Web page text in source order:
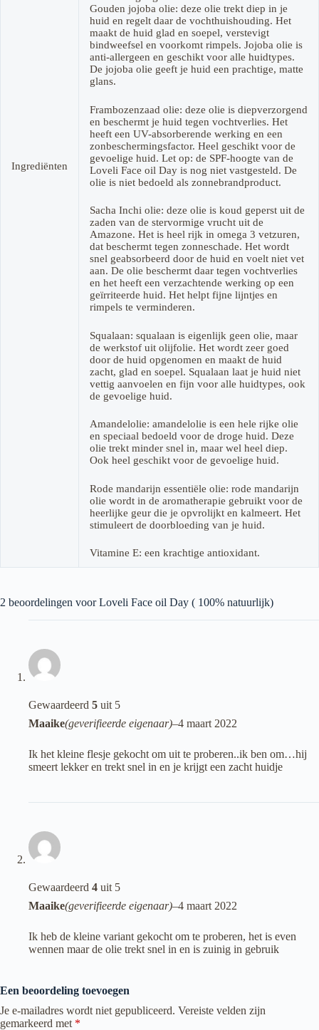
Ingrediënten
Gouden jojoba olie: deze olie trekt diep in je
huid en regelt daar de vochthuishouding. Het
maakt de huid glad en soepel, verstevigt
bindweefsel en voorkomt rimpels. Jojoba olie is
anti-allergeen en geschikt voor alle huidtypes.
De jojoba olie geeft je huid een prachtige, matte
glans.
Frambozenzaad olie: deze olie is diepverzorgend
en beschermt je huid tegen vochtverlies. Het
heeft een UV-absorberende werking en een
zonbeschermingsfactor. Heel geschikt voor de
gevoelige huid. Let op: de SPF-hoogte van de
Loveli Face oil Day is nog niet vastgesteld. De
olie is niet bedoeld als zonnebrandproduct.
Sacha Inchi olie: deze olie is koud geperst uit de
zaden van de stervormige vrucht uit de
Amazone. Het is heel rijk in omega 3 vetzuren,
dat beschermt tegen zonneschade. Het wordt
snel geabsorbeerd door de huid en voelt niet vet
aan. De olie beschermt daar tegen vochtverlies
en het heeft een verzachtende werking op een
geïrriteerde huid. Het helpt fijne lijntjes en
rimpels te verminderen.
Squalaan: squalaan is eigenlijk geen olie, maar
de werkstof uit olijfolie. Het wordt zeer goed
door de huid opgenomen en maakt de huid
zacht, glad en soepel. Squalaan laat je huid niet
vettig aanvoelen en fijn voor alle huidtypes, ook
de gevoelige huid.
Amandelolie: amandelolie is een hele rijke olie
en speciaal bedoeld voor de droge huid. Deze
olie trekt minder snel in, maar wel heel diep.
Ook heel geschikt voor de gevoelige huid.
Rode mandarijn essentiële olie: rode mandarijn
olie wordt in de aromatherapie gebruikt voor de
heerlijke geur die je opvrolijkt en kalmeert. Het
stimuleert de doorbloeding van je huid.
Vitamine E: een krachtige antioxidant.
2 beoordelingen voorLoveli Face oil Day ( 100% natuurlijk)
Gewaardeerd 5 uit 5
Maaike(geverifieerde eigenaar)–4 maart 2022
Ik het kleine flesje gekocht om uit te proberen..ik ben om…hij
smeert lekker en trekt snel in en je krijgt een zacht huidje
Gewaardeerd 4 uit 5
Maaike(geverifieerde eigenaar)–4 maart 2022
Ik heb de kleine variant gekocht om te proberen, het is even
wennen maar de olie trekt snel in en is zuinig in gebruik
Een beoordeling toevoegen
Je e-mailadres wordt niet gepubliceerd. Vereiste velden zijn
gemarkeerd met *